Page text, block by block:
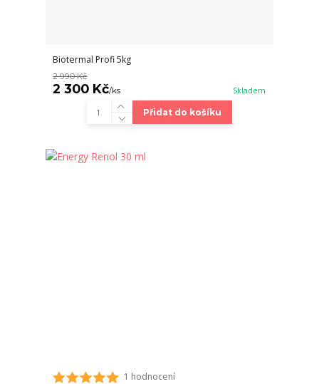
Biotermal Profi 5kg
2 990 Kč
2 300 Kč/ks Skladem
Přidat do košíku
1 hodnocení